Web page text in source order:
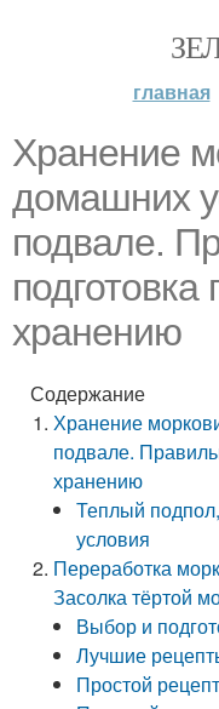
главная
Хранение
домашних
подвале.
подготовка
хранению
Содержание
Хранение
подвале.
хранению
Теплый
условия
Переработка
Засолка тёртой
Выбор и
Лучшие
Простой рецепт